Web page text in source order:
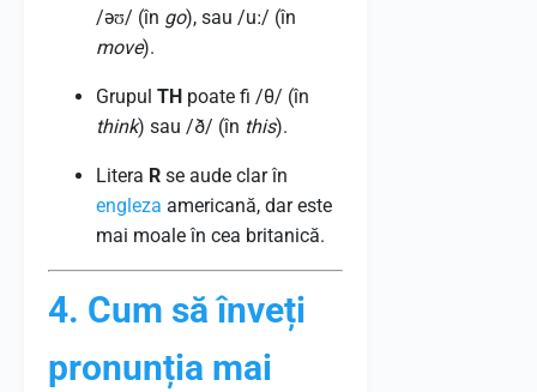
/əʊ/ (în go), sau /uː/ (în
move).
Grupul TH poate fi /θ/ (în
think) sau /ð/ (în this).
Litera R se aude clar în
engleza americană, dar este
mai moale în cea britanică.
4. Cum să înveți
pronunția mai